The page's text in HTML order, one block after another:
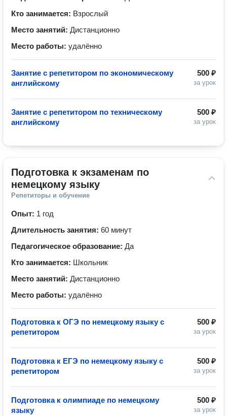
Кто занимается: Взрослый
Место занятий: Дистанционно
Место работы: удалённо
500 ₽
за урок
Занятие с репетитором по экономическому
английскому
500 ₽
за урок
Занятие с репетитором по техническому
английскому
Подготовка к экзаменам по
немецкому языку
Репетиторы и обучение
Опыт: 1 год
Длительность занятия: 60 минут
Педагогическое образование: Да
Кто занимается: Школьник
Место занятий: Дистанционно
Место работы: удалённо
500 ₽
за урок
Подготовка к ОГЭ по немецкому языку с
репетитором
500 ₽
за урок
Подготовка к ЕГЭ по немецкому языку с
репетитором
500 ₽
за урок
Подготовка к олимпиаде по немецкому
языку